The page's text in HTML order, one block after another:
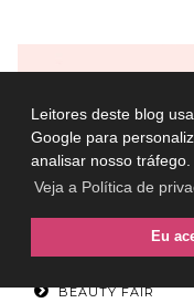
Leitores deste blog
Google para
analisar nosso tráfego.
Veja a Política de
Eu
BEAUTY FAIR